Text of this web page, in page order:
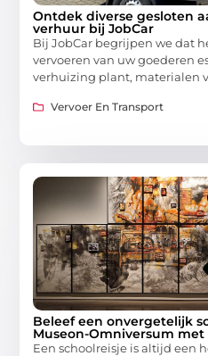
Ontdek diverse gesloten
verhuur bij JobCar
Bij JobCar begrijpen we dat
vervoeren van uw goederen
verhuizing plant, materialen
Vervoer En Transport
Beleef een onvergetelijk
Museon-Omniversum
Een schoolreisje is altijd een